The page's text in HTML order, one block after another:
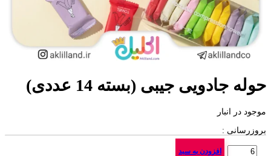
حوله جادویی جیبی (بسته 14 عددی)
موجود در انبار
بروزرسانی :
تعداد افزودن به سبد